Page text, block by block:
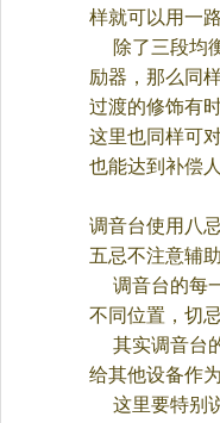
样就可以用一
除了三段均
励器，那么同
过渡的修饰有
这里也同样可
也能达到补偿
调音台使用八忌
五忌不注意辅
调音台的每
不同位置，切
其实调音台
给其他设备作
这里要特别